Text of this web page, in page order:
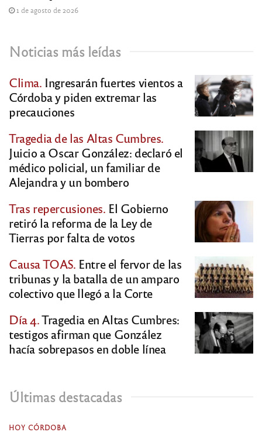
1 de agosto de 2026
Noticias más leídas
Clima. Ingresarán fuertes vientos a
Córdoba y piden extremar las
precauciones
Tragedia de las Altas Cumbres.
Juicio a Oscar González: declaró el
médico policial, un familiar de
Alejandra y un bombero
Tras repercusiones. El Gobierno
retiró la reforma de la Ley de
Tierras por falta de votos
Causa TOAS. Entre el fervor de las
tribunas y la batalla de un amparo
colectivo que llegó a la Corte
Día 4.Tragedia en Altas Cumbres:
testigos afirman que González
hacía sobrepasos en doble línea
Últimas destacadas
HOY CÓRDOBA